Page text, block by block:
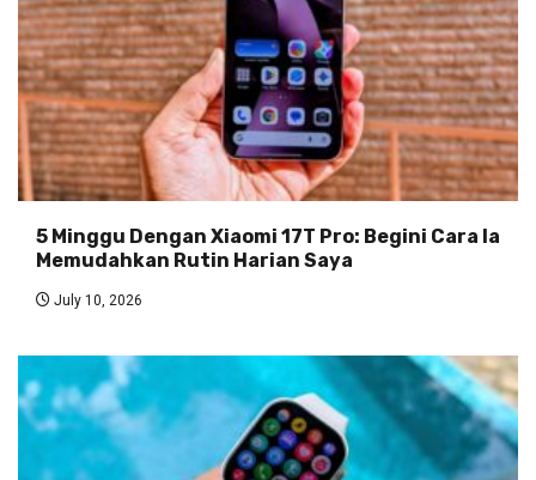
5 Minggu Dengan Xiaomi 17T Pro: Begini Cara Ia
Memudahkan Rutin Harian Saya
July 10, 2026